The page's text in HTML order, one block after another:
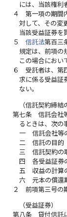
には、当該権利
４
第一項の期間
対して、その変
当該受益証券を
５
信託法第百三
規定は、前項の
この場合におい
６
受託者は、第
求に係る受益証
ない。
（信託契約締結
第七条
信託会社
るときは、次の
一
信託会社等
二
信託の目的
三
信託契約の
四
各受益証券
五
収益の計算
六
元本の償還
２
前項第三号の
（受益証券）
第八条
貸付信託